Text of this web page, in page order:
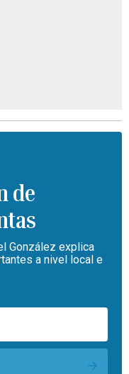
de
González explica
a nivel local e